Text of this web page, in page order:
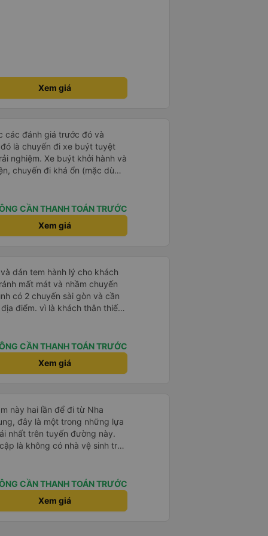
Xem giá
các đánh giá trước đó và
là chuyến đi xe buýt tuyệt
nghiệm. Xe buýt khởi hành và
chuyến đi khá ổn (mặc dù
của Việt Nam ^^), và chỗ
CẦN THANH TOÁN TRƯỚC
Xem giá
mất mát và nhầm chuyến
có 2 chuyến sài gòn và cần
thân thiết
và tin tưởng. tuy nhiên rất
nữa thì chắc chắn quy công ty
số 1 quy nhơn. rất cảm
CẦN THANH TOÁN TRƯỚC
Xem giá
này hai lần để đi từ Nha
đây là một trong những lựa
nhất trên tuyến đường này.
là không có nhà vệ sinh trên
trên một hành trình dài
Chuyến đi gần đây nhất của tôi
bị chậm khoảng một tiếng,
cho tôi, nên tôi không
CẦN THANH TOÁN TRƯỚC
Xem giá